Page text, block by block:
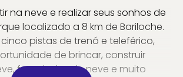
na neve e realizar seus sonhos de
localizado a 8 km de Bariloche.
pistas de trenó e teleférico,
de brincar, construir
fazer bolas de neve e muito